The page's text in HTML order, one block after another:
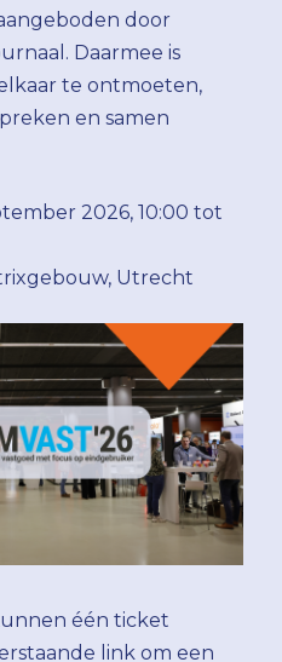
door
Daarmee is
te ontmoeten,
en samen
2026, 10:00 tot
Utrecht
één ticket
link om een